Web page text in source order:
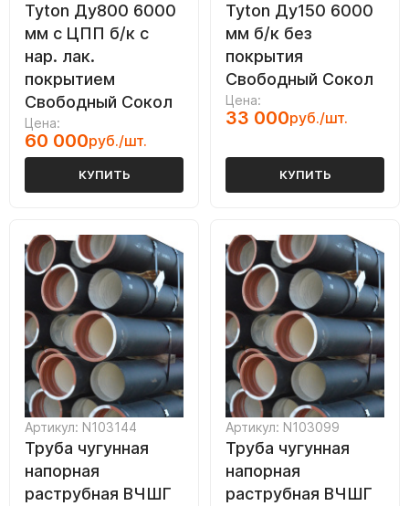
Tyton Ду800 6000
мм с ЦПП б/к с
нар. лак.
покрытием
Свободный Сокол
Цена:
60 000руб./шт.
КУПИТЬ
Tyton Ду150 6000
мм б/к без
покрытия
Свободный Сокол
Цена:
33 000руб./шт.
КУПИТЬ
Артикул: N103144
Труба чугунная
напорная
раструбная ВЧШГ
Артикул: N103099
Труба чугунная
напорная
раструбная ВЧШГ